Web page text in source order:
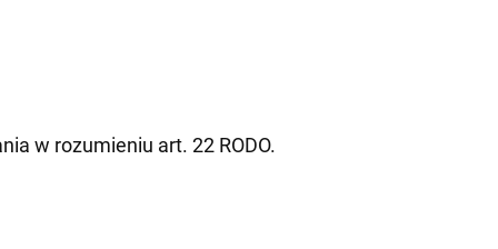
w rozumieniu art. 22 RODO.